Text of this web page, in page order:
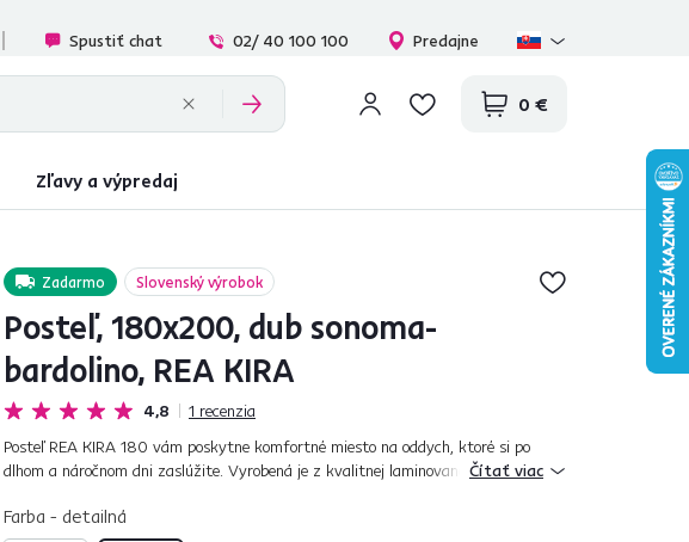
Spustiť chat 02/ 40 100 100 Predajne
0 €
Zľavy a výpredaj
Zadarmo Slovenský výrobok
Posteľ, 180x200, dub sonoma-
bardolino, REA KIRA
4,8 1 recenzia
Posteľ REA KIRA 180 vám poskytne komfortné miesto na oddych, ktoré si po
dlhom a náročnom dni zaslúžite. Vyrobená je z kvalitnej laminovanej DTDČítať viac
Farba - detailná